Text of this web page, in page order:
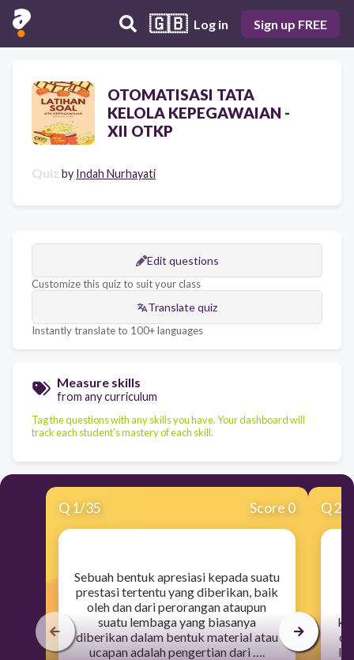
🇬🇧 Log in Sign up FREE
OTOMATISASI TATA
KELOLA KEPEGAWAIAN -
XII OTKP
Quiz by Indah Nurhayati
Edit questions
Customize this quiz to suit your class
Translate quiz
Instantly translate to 100+ languages
Measure skills
from any curriculum
Tag the questions with any skills you have. Your dashboard will
track each student's mastery of each skill.
Q 1/35 Score 0
​Sebuah bentuk apresiasi kepada suatu
prestasi tertentu yang diberikan, baik
oleh dan dari perorangan ataupun
suatu lembaga yang biasanya
diberikan dalam bentuk material atau
ucapan adalah pengertian dari ….
Q2